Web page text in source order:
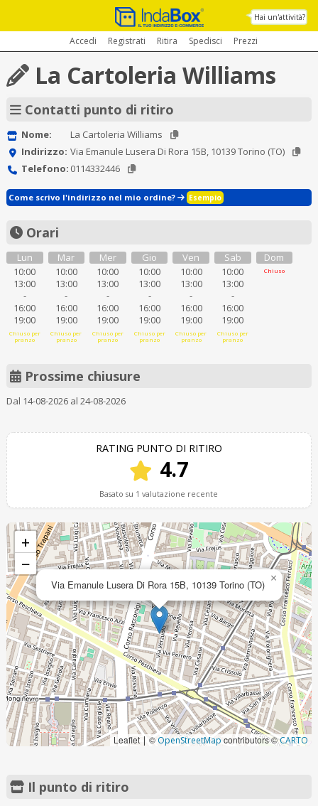
Hai un'attività?
Accedi Registrati Ritira Spedisci Prezzi
La Cartoleria Williams
Contatti punto di ritiro
Nome:
La Cartoleria Williams
Indirizzo: Via Emanule Lusera Di Rora 15B, 10139 Torino (TO)
Telefono: 0114332446
Come scrivo l'indirizzo nel mio ordine? Esempio
Orari
Lun
10:00
13:00
-
16:00
19:00
Chiuso per
pranzo
Mar
10:00
13:00
-
16:00
19:00
Chiuso per
pranzo
Mer
10:00
13:00
-
16:00
19:00
Chiuso per
pranzo
Gio
10:00
13:00
-
16:00
19:00
Chiuso per
pranzo
Ven
10:00
13:00
-
16:00
19:00
Chiuso per
pranzo
Sab
10:00
13:00
-
16:00
19:00
Chiuso per
pranzo
Dom
Chiuso
Prossime chiusure
Dal 14-08-2026 al 24-08-2026
RATING PUNTO DI RITIRO
4.7
Basato su 1 valutazione recente
Via Emanule Lusera Di Rora 15B, 10139 Torino (TO) ×
+
−
Leaflet | © OpenStreetMap contributors ©CARTO
Il punto di ritiro